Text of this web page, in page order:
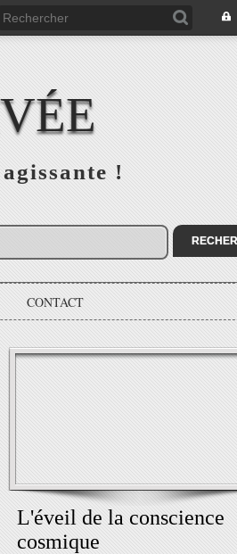
!
CONTACT
L'éveil de la conscience
cosmique